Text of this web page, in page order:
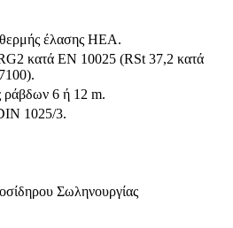
έλασης HEA.
κατά EN 10025 (RSt 37,2 κατά
6 ή 12 m.
1025/3.